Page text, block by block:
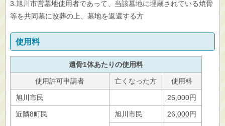
3.旭川市営墓地使用者であって、当該墓地に埋蔵されている焼骨
等を共同墓に改葬の上、墓地を返還する方
使用料
遺骨1体あたりの使用料
使用許可申請者 亡くなった方 使用料
旭川市民 26,000円
近隣8町民 旭川市民 26,000円